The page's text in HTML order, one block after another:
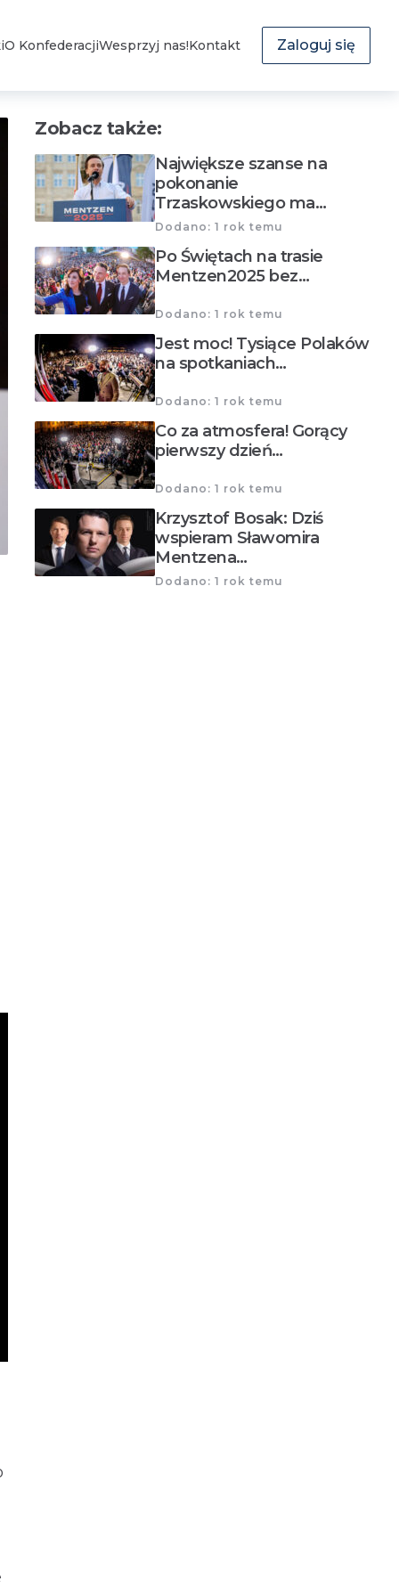
O KonfederacjiWesprzyj nas!Kontakt Zaloguj się
Zobacz także:
Największe szanse na
pokonanie
Trzaskowskiego ma…
Dodano: 1 rok temu
Po Świętach na trasie
Mentzen2025 bez…
Dodano: 1 rok temu
Jest moc! Tysiące Polaków
na spotkaniach…
Dodano: 1 rok temu
Co za atmosfera! Gorący
pierwszy dzień…
Dodano: 1 rok temu
Krzysztof Bosak: Dziś
wspieram Sławomira
Mentzena…
Dodano: 1 rok temu